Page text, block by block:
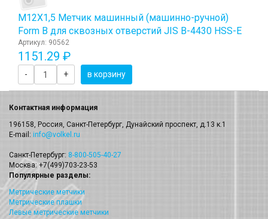
М12Х1,5 Метчик машинный (машинно-ручной)
Form B для сквозных отверстий JIS B-4430 HSS-E
Артикул: 90562
1151.29 ₽
- + в корзину
Контактная информация
196158, Россия, Санкт-Петербург, Дунайский проспект, д.13 к.1
E-mail: info@volkel.ru
Санкт-Петербург: 8-800-505-40-27
Москва: +7(499)703-23-53
Популярные разделы:
Метрические метчики
Метрические плашки
Левые метрические метчики